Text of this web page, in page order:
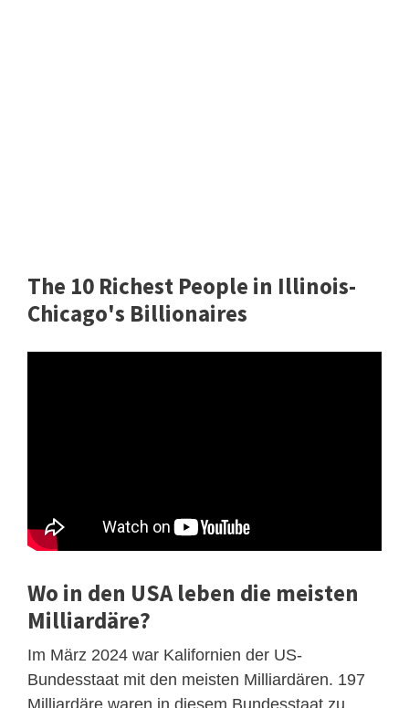
The 10 Richest People in Illinois-
Chicago's Billionaires
Wo in den USA leben die meisten
Milliardäre?
Im März 2024 war Kalifornien der US-
Bundesstaat mit den meisten Milliardären. 197
Milliardäre waren in diesem Bundesstaat zu